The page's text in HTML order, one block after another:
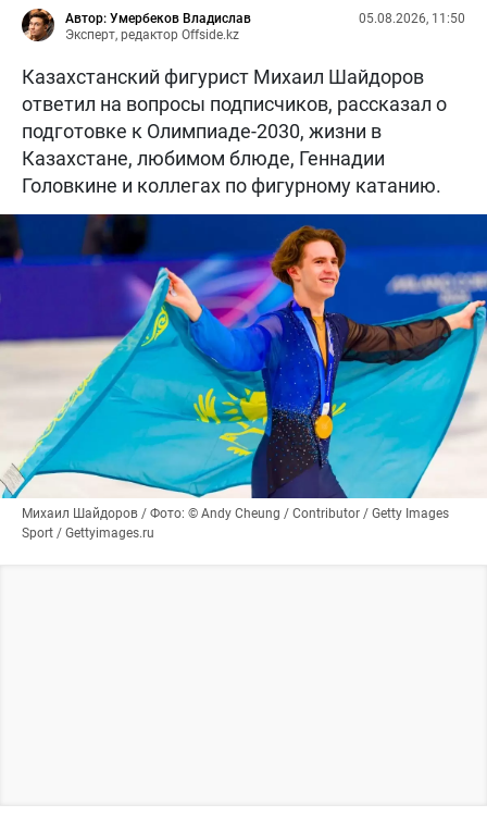
Автор: Умербеков Владислав
Эксперт, редактор Offside.kz
05.08.2026, 11:50
Казахстанский фигурист Михаил Шайдоров
ответил на вопросы подписчиков, рассказал о
подготовке к Олимпиаде-2030, жизни в
Казахстане, любимом блюде, Геннадии
Головкине и коллегах по фигурному катанию.
Михаил Шайдоров / Фото: © Andy Cheung / Contributor / Getty Images
Sport / Gettyimages.ru